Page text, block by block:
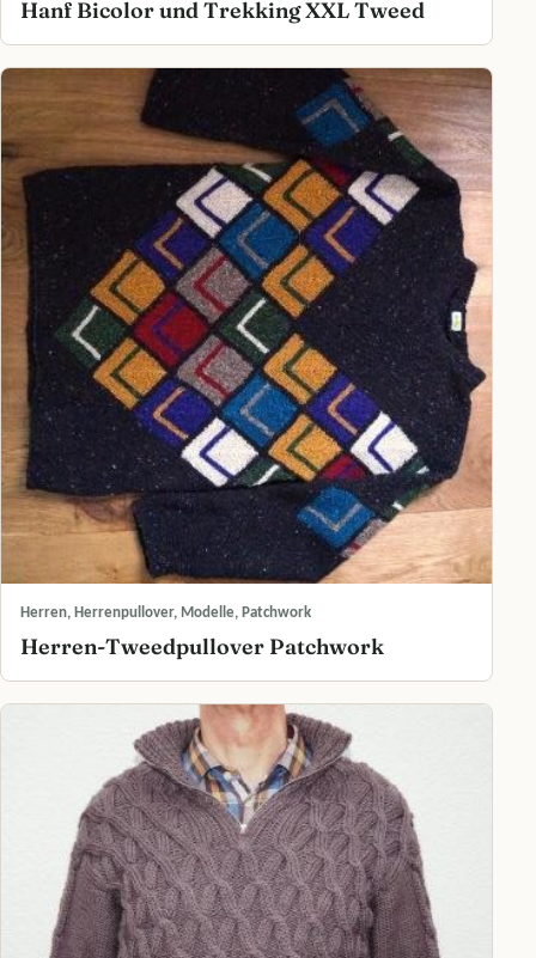
Hanf Bicolor und Trekking XXL Tweed
Herren, Herrenpullover, Modelle, Patchwork
Herren-Tweedpullover Patchwork